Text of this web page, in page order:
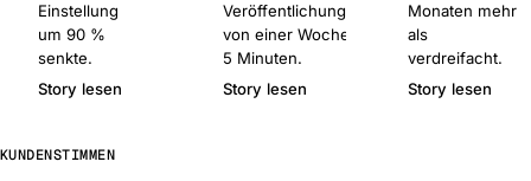
Einstellung
um 90 %
senkte.
Story lesen
Veröffentlichungszeit
von einer Woche auf
5 Minuten.
Story lesen
Monaten mehr
als
verdreifacht.
Story lesen
KUNDENSTIMMEN